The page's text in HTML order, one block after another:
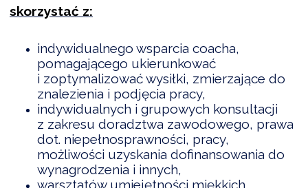
skorzystać z:
indywidualnego wsparcia coacha,
pomagającego ukierunkować
i zoptymalizować wysiłki, zmierzające do
znalezienia i podjęcia pracy,
indywidualnych i grupowych konsultacji
z zakresu doradztwa zawodowego, prawa
dot. niepełnosprawności, pracy,
możliwości uzyskania dofinansowania do
wynagrodzenia i innych,
warsztatów umiejętności miękkich